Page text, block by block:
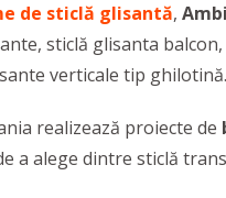
de sticlă glisantă,
sticlă glisanta
verticale tip ghilotină.
realizează proiecte de
a alege dintre sticlă